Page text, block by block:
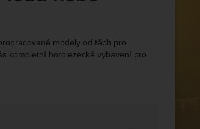
modely od těch pro
kompletní horolezecké vybavení pro